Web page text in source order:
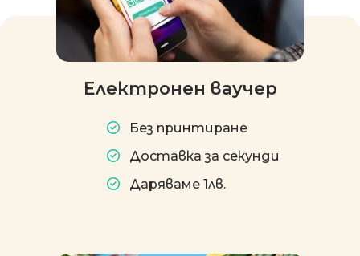
Електронен ваучер
Без принтиране
Доставка за секунди
Даряваме 1лв.